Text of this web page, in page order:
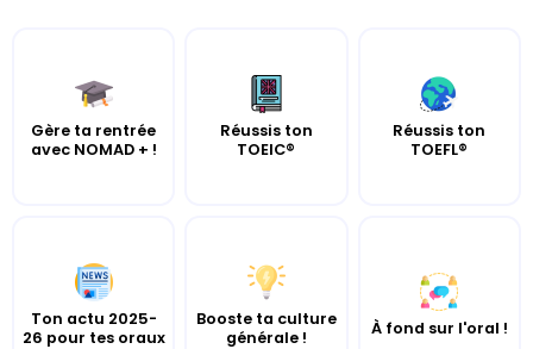
Gère ta rentrée
avec NOMAD + !
Réussis ton
TOEIC®
Réussis ton
TOEFL®
Ton actu 2025-
26 pour tes oraux
Booste ta culture
générale !
À fond sur l'oral !